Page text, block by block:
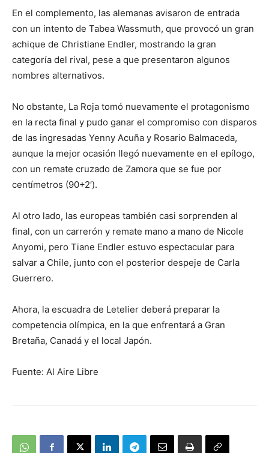
En el complemento, las alemanas avisaron de entrada
con un intento de Tabea Wassmuth, que provocó un gran
achique de Christiane Endler, mostrando la gran
categoría del rival, pese a que presentaron algunos
nombres alternativos.
No obstante, La Roja tomó nuevamente el protagonismo
en la recta final y pudo ganar el compromiso con disparos
de las ingresadas Yenny Acuña y Rosario Balmaceda,
aunque la mejor ocasión llegó nuevamente en el epílogo,
con un remate cruzado de Zamora que se fue por
centímetros (90+2′).
Al otro lado, las europeas también casi sorprenden al
final, con un carrerón y remate mano a mano de Nicole
Anyomi, pero Tiane Endler estuvo espectacular para
salvar a Chile, junto con el posterior despeje de Carla
Guerrero.
Ahora, la escuadra de Letelier deberá preparar la
competencia olímpica, en la que enfrentará a Gran
Bretaña, Canadá y el local Japón.
Fuente: Al Aire Libre